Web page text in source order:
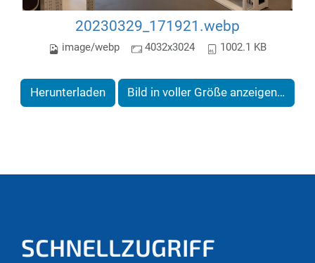
20230329_171921.webp
image/webp 4032x3024 1002.1 KB
Herunterladen Bild in voller Größe anzeigen…
SCHNELLZUGRIFF